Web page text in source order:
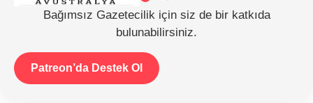
Bağımsız Gazetecilik için siz de bir katkıda
bulunabilirsiniz.
Patreon’da Destek Ol